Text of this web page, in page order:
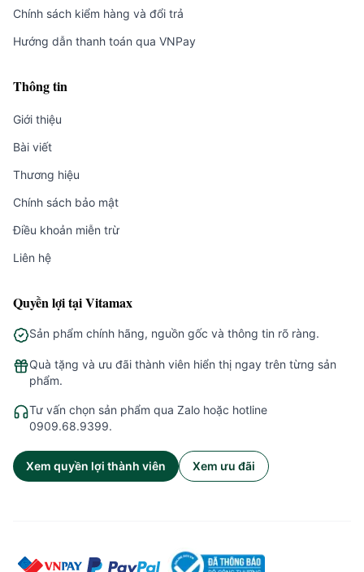
Chính sách kiểm hàng và đổi trả
Hướng dẫn thanh toán qua VNPay
Thông tin
Giới thiệu
Bài viết
Thương hiệu
Chính sách bảo mật
Điều khoản miễn trừ
Liên hệ
Quyền lợi tại Vitamax
Sản phẩm chính hãng, nguồn gốc và thông tin rõ ràng.
Quà tặng và ưu đãi thành viên hiển thị ngay trên từng sản
phẩm.
Tư vấn chọn sản phẩm qua Zalo hoặc hotline
0909.68.9399.
Xem quyền lợi thành viên Xem ưu đãi